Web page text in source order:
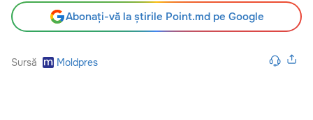
Abonați-vă la știrile Point.md pe Google
Sursă Moldpres